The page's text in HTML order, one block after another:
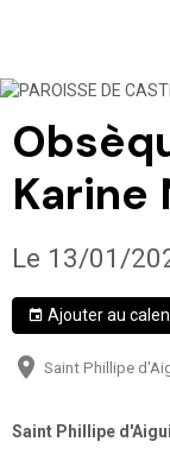
Karine
Le 13/01/
Ajouter au
Saint Phillipe
Saint Phillipe